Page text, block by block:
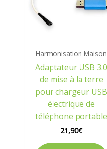
Harmonisation Maison
Adaptateur USB 3.0
de mise à la terre
pour chargeur USB
électrique de
téléphone portable
21,90€